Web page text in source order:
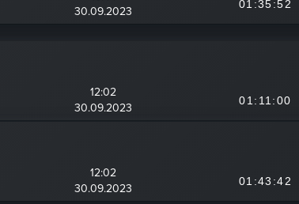
30.09.2023
01:35:52
12:02
30.09.2023
01:11:00
12:02
30.09.2023
01:43:42